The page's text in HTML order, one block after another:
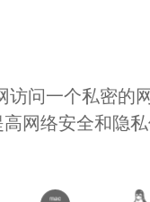
访问一个私密的
网络安全和隐私